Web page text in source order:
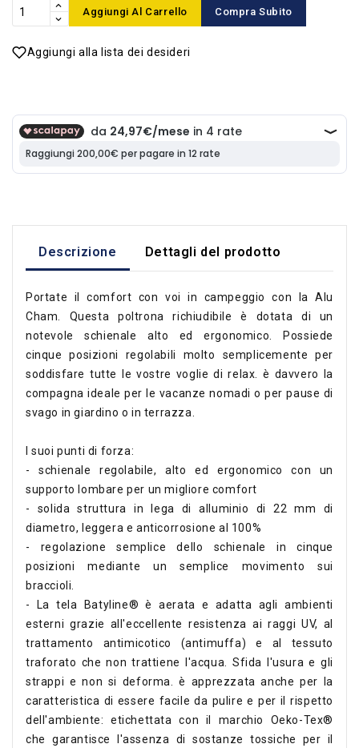
Aggiungi Al Carrello Compra Subito
Aggiungi alla lista dei desideri
Descrizione Dettagli del prodotto
Portate il comfort con voi in campeggio con la Alu
Cham. Questa poltrona richiudibile è dotata di un
notevole schienale alto ed ergonomico. Possiede
cinque posizioni regolabili molto semplicemente per
soddisfare tutte le vostre voglie di relax. è davvero la
compagna ideale per le vacanze nomadi o per pause di
svago in giardino o in terrazza.
I suoi punti di forza:
- schienale regolabile, alto ed ergonomico con un
supporto lombare per un migliore comfort
- solida struttura in lega di alluminio di 22 mm di
diametro, leggera e anticorrosione al 100%
- regolazione semplice dello schienale in cinque
posizioni mediante un semplice movimento sui
braccioli.
- La tela Batyline® è aerata e adatta agli ambienti
esterni grazie all'eccellente resistenza ai raggi UV, al
trattamento antimicotico (antimuffa) e al tessuto
traforato che non trattiene l'acqua. Sfida l'usura e gli
strappi e non si deforma. è apprezzata anche per la
caratteristica di essere facile da pulire e per il rispetto
dell'ambiente: etichettata con il marchio Oeko-Tex®
che garantisce l'assenza di sostanze tossiche per il